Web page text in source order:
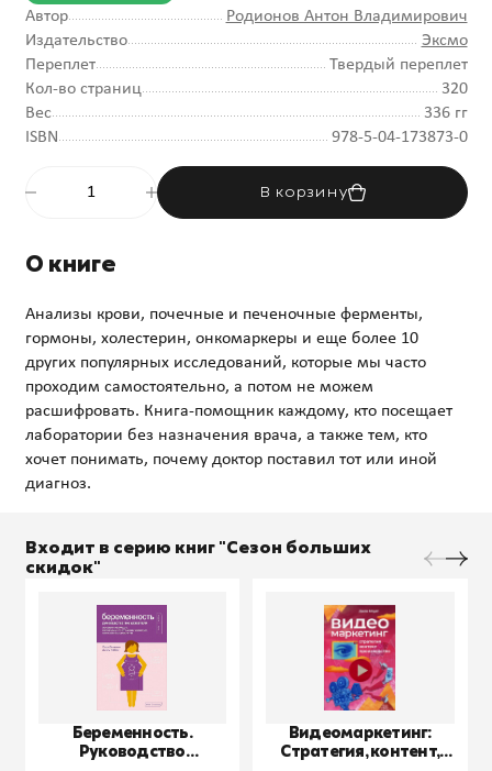
Автор
Родионов Антон Владимирович
Издательство
Эксмо
Переплет
Твердый переплет
Кол-во страниц
320
Вес
336 гг
ISBN
978-5-04-173873-0
В корзину
О книге
Анализы крови, почечные и печеночные ферменты,
гормоны, холестерин, онкомаркеры и еще более 10
других популярных исследований, которые мы часто
проходим самостоятельно, а потом не можем
расшифровать. Книга-помощник каждому, кто посещает
лаборатории без назначения врача, а также тем, кто
хочет понимать, почему доктор поставил тот или иной
Входит в серию книг "Сезон больших
скидок"
Беременность.
Руководство
Видеомаркетинг:
Стратегия, контент,